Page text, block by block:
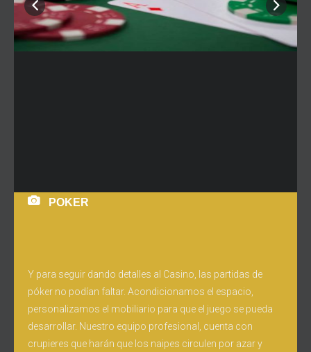
POKER
Y para seguir dando detalles al Casino, las partidas de
póker no podían faltar. Acondicionamos el espacio,
personalizamos el mobiliario para que el juego se pueda
desarrollar. Nuestro equipo profesional, cuenta con
crupieres que harán que los naipes circulen por azar y